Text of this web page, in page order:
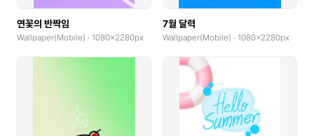
연꽃의 반짝임
Wallpaper(Mobile) · 1080x2280px
7월 달력
Wallpaper(Mobile) · 1080x2280px